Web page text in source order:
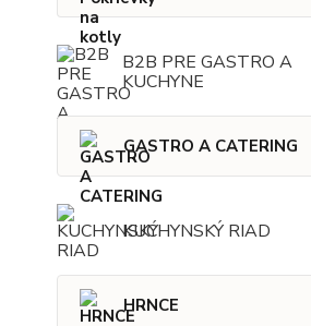
B2B PRE GASTRO A
KUCHYNE
GASTRO A CATERING
KUCHYNSKÝ RIAD
HRNCE